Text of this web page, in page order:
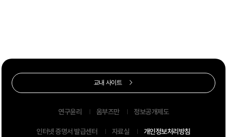
연구윤리 옴부즈만 정보공개제도
인터넷 증명서 발급센터 자료실 개인정보처리방침
교내 사이트